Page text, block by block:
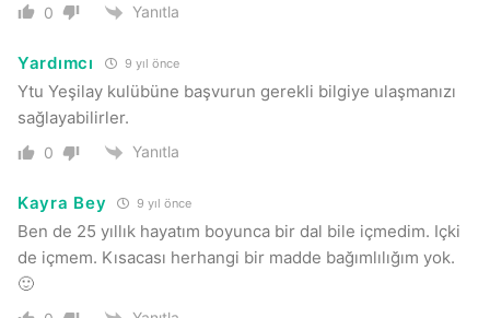
0 Yanıtla
Yardımcı 9 yıl önce
Ytu Yeşilay kulübüne başvurun gerekli bilgiye ulaşmanızı
sağlayabilirler.
0 Yanıtla
Kayra Bey 9 yıl önce
Ben de 25 yıllık hayatım boyunca bir dal bile içmedim. Içki
de içmem. Kısacası herhangi bir madde bağımlılığım yok.
🙂